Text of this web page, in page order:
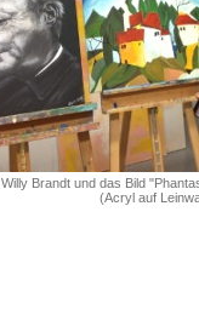
Willy Brandt und das Bild
(Acryl auf